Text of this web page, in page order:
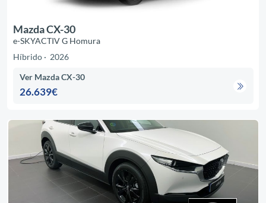
Mazda CX-30
e-SKYACTIV G Homura
Híbrido
2026
Ver Mazda CX-30
26.639€